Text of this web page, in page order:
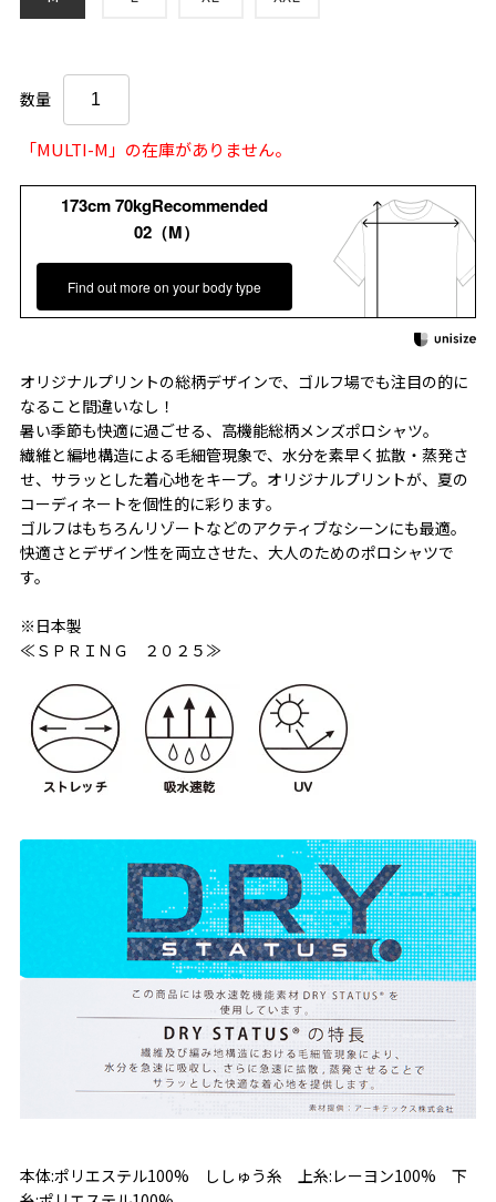
数量
「MULTI-M」の在庫がありません。
173cm 70kgRecommended
02（M）
Find out more on your body type
オリジナルプリントの総柄デザインで、ゴルフ場でも注目の的に
なること間違いなし！
暑い季節も快適に過ごせる、高機能総柄メンズポロシャツ。
繊維と編地構造による毛細管現象で、水分を素早く拡散・蒸発さ
せ、サラッとした着心地をキープ。オリジナルプリントが、夏の
コーディネートを個性的に彩ります。
ゴルフはもちろんリゾートなどのアクティブなシーンにも最適。
快適さとデザイン性を両立させた、大人のためのポロシャツで
す。
※日本製
≪ＳＰＲＩＮＧ ２０２５≫
本体:ポリエステル100% ししゅう糸 上糸:レーヨン100% 下